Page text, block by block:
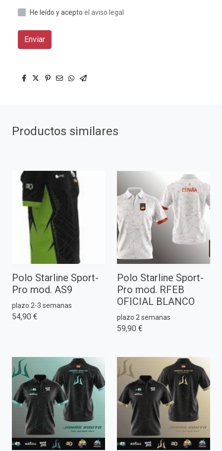
He leído y acepto el aviso legal
Enviar
Productos similares
Polo Starline Sport-
Pro mod. AS9
plazo 2-3 semanas
54,90 €
Polo Starline Sport-
Pro mod. RFEB
OFICIAL BLANCO
plazo 2 semanas
59,90 €